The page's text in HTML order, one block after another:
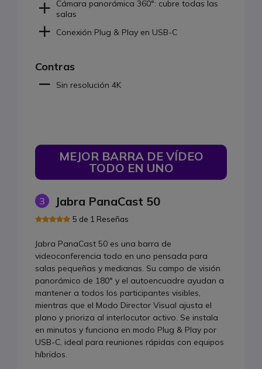
Cámara panorámica 360°: cubre todas las
salas
Conexión Plug & Play en USB-C
Contras
Sin resolución 4K
MEJOR BARRA DE VÍDEO
TODO EN UNO
3 Jabra PanaCast 50
5 de 1 Reseñas
Jabra PanaCast 50 es una barra de
videoconferencia todo en uno pensada para
salas pequeñas y medianas. Su campo de visión
panorámico de 180° y el autoencuadre ayudan a
mantener a todos los participantes visibles,
mientras que el Modo Director Visual ajusta el
plano y prioriza al interlocutor activo. Se instala
en minutos y funciona en modo Plug & Play por
USB-C, ideal para reuniones rápidas con equipos
híbridos.